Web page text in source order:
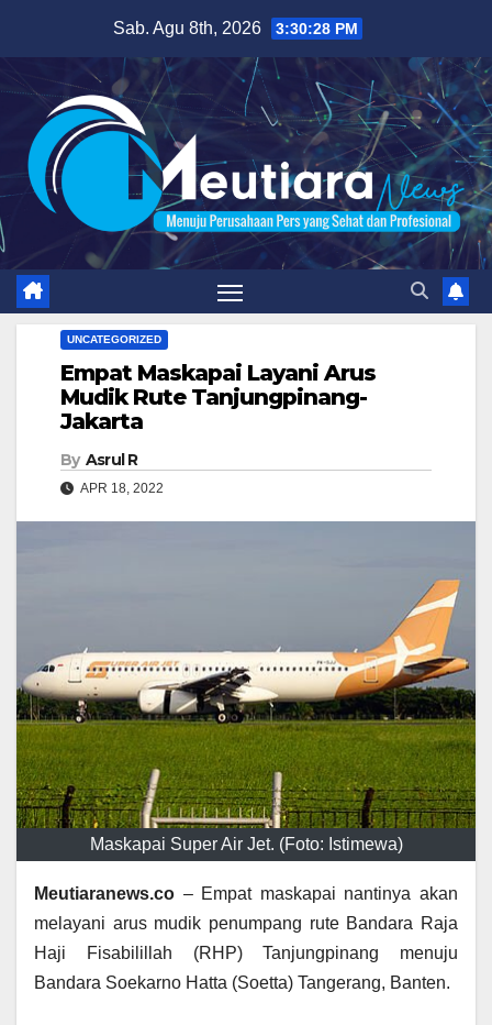
content
Sab. Agu 8th, 2026 3:30:29 PM
UNCATEGORIZED
Empat Maskapai Layani Arus
Mudik Rute Tanjungpinang-
Jakarta
By Asrul R
APR 18, 2022
Maskapai Super Air Jet. (Foto: Istimewa)
Meutiaranews.co – Empat maskapai nantinya akan
melayani arus mudik penumpang rute Bandara Raja
Haji Fisabilillah (RHP) Tanjungpinang menuju
Bandara Soekarno Hatta (Soetta) Tangerang, Banten.